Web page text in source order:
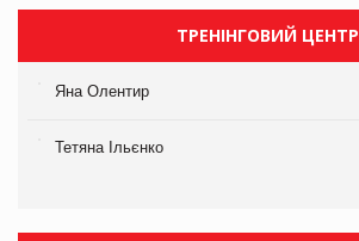
ТРЕНІНГОВИЙ ЦЕНТР
Яна Олентир
Тетяна Ільєнко